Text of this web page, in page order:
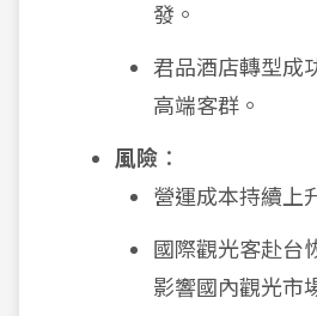
發。
君品酒店轉型成
高端客群。
風險 ：
營運成本持續上
國際觀光客赴台
影響國內觀光市